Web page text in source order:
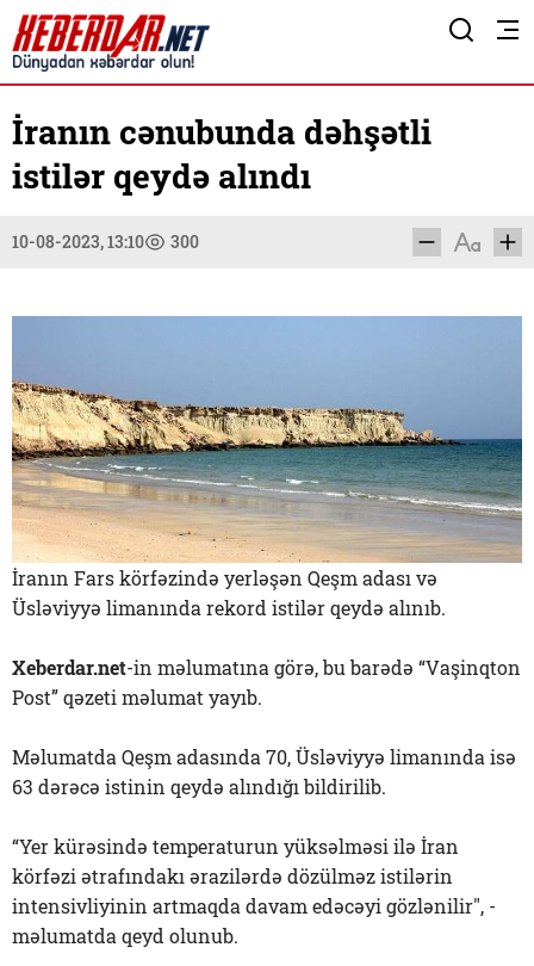
İranın cənubunda dəhşətli
istilər qeydə alındı
10-08-2023, 13:10 300
İranın Fars körfəzində yerləşən Qeşm adası və
Üsləviyyə limanında rekord istilər qeydə alınıb.
Xeberdar.net-in məlumatına görə, bu barədə “Vaşinqton
Post” qəzeti məlumat yayıb.
Məlumatda Qeşm adasında 70, Üsləviyyə limanında isə
63 dərəcə istinin qeydə alındığı bildirilib.
“Yer kürəsində temperaturun yüksəlməsi ilə İran
körfəzi ətrafındakı ərazilərdə dözülməz istilərin
intensivliyinin artmaqda davam edəcəyi gözlənilir", -
məlumatda qeyd olunub.